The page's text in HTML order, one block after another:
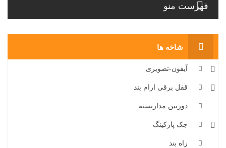
فهرست منو
شاخه ها
آیفون-تصویری
قفل برقی ارام بند
دوربین مداربسته
جک پارکینگ
راه بند